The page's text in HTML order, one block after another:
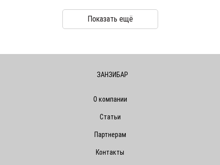
Показать ещё
ЗАНЗИБАР
О компании
Статьи
Партнерам
Контакты